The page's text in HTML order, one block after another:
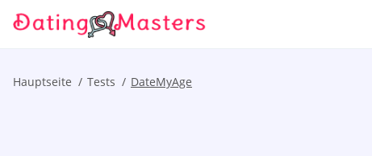
Hauptseite Tests DateMyAge